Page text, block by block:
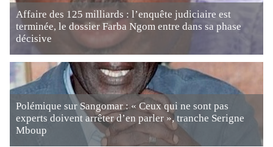
Affaire des 125 milliards : l’enquête judiciaire est
terminée, le dossier Farba Ngom entre dans sa phase
décisive
Polémique sur Sangomar : « Ceux qui ne sont pas
experts doivent arrêter d’en parler », tranche Serigne
Mboup